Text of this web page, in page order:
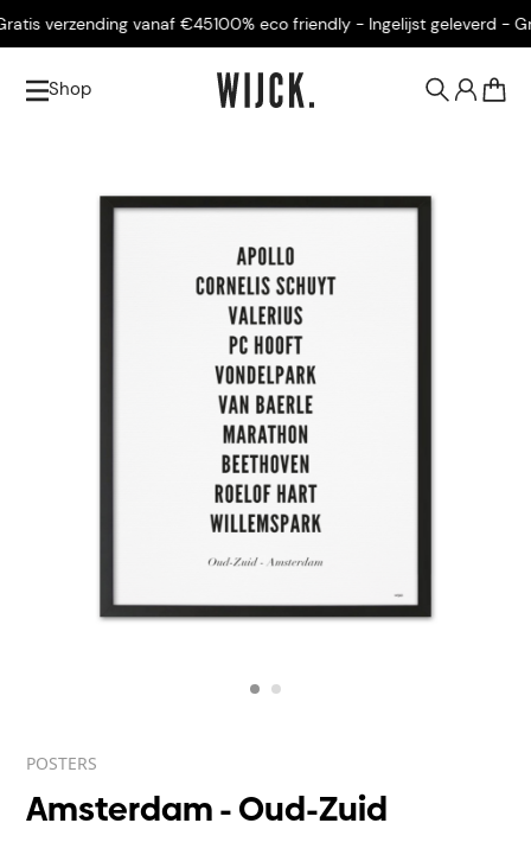
verzending vanaf €45100% eco friendly - Ingelijst geleverd -
Shop
POSTERS
Amsterdam - Oud-Zuid